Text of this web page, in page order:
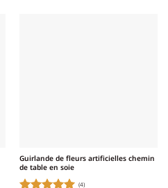
Guirlande de fleurs artificielles chemin
de table en soie
(4)